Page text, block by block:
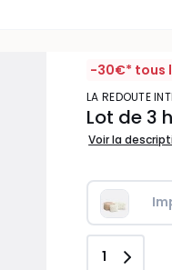
-30€* tous
LA REDOUTE
Lot de 3
Voir la
Quantité
1